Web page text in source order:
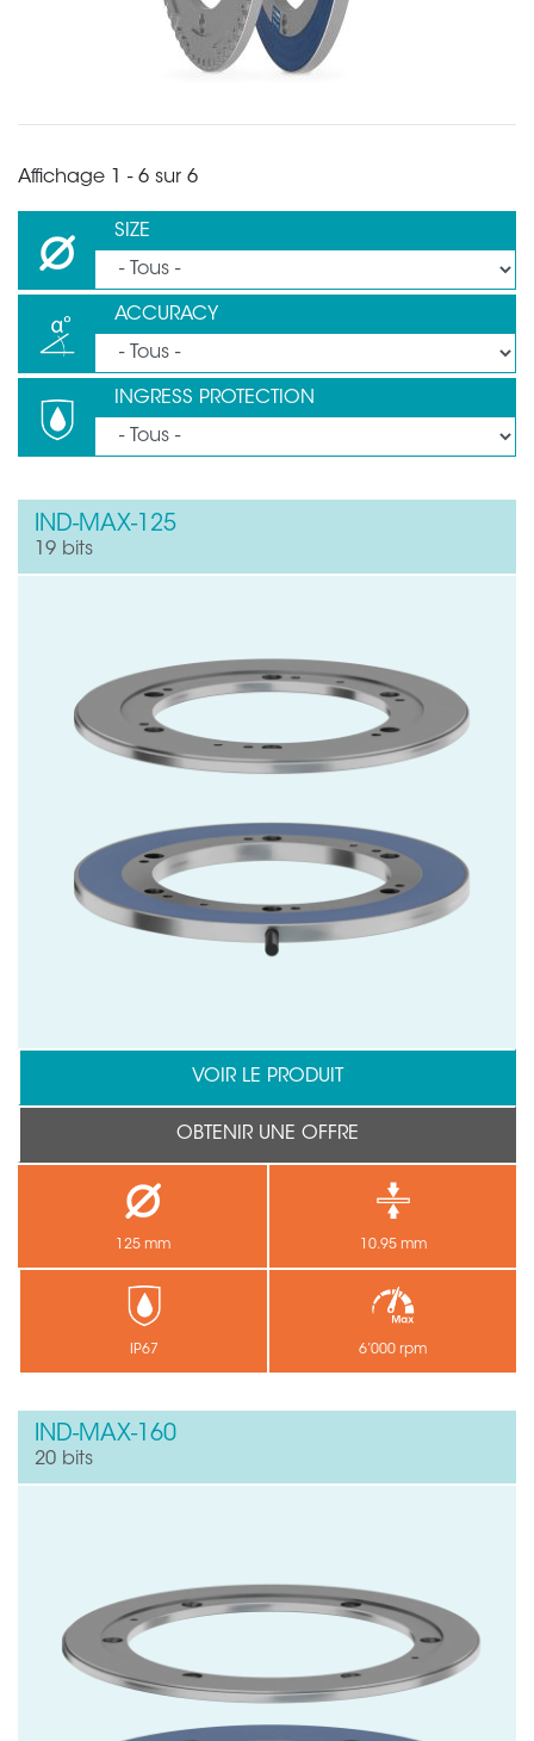
Affichage 1 - 6 sur 6
SIZE
ACCURACY
INGRESS PROTECTION
IND-MAX-125
19 bits
125 mm 10.95 mm
IP67 6’000 rpm
VOIR LE PRODUIT
OBTENIR UNE OFFRE
IND-MAX-160
20 bits